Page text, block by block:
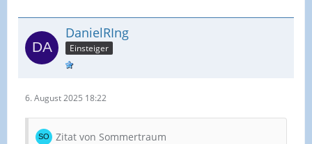
DanielRIng
Einsteiger
6. August 2025 18:22
Zitat von Sommertraum